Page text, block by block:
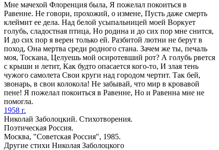
Мне мачехой Флоренция была, Я пожелал покоиться в
Равенне. Не говори, прохожий, о измене, Пусть даже смерть
клеймит ее дела. Над белой усыпальницей моей Воркует
голубь, сладостная птица, Но родина и до сих пор мне снится,
И до сих пор я верен только ей. Разбитой лютни не берут в
поход, Она мертва среди родного стана. Зачем же ты, печаль
моя, Тоскана, Целуешь мой осиротевший рот? А голубь рвется
с крыши и летит, Как будто опасается кого-то, И злая тень
чужого самолета Свои круги над городом чертит. Так бей,
звонарь, в свои колокола! Не забывай, что мир в кровавой
пене! Я пожелал покоиться в Равенне, Но и Равенна мне не
помогла.
1958 г.
Николай Заболоцкий. Стихотворения.
Поэтическая Россия.
Москва, "Советская Россия", 1985.
Другие стихи Николая Заболоцкого